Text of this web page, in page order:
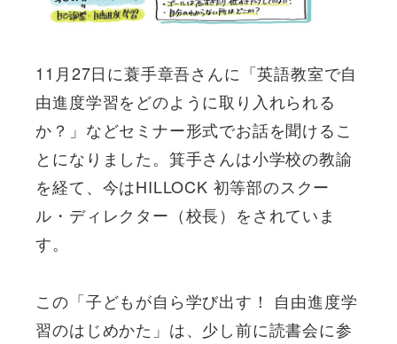
11月27日に蓑手章吾さんに「英語教室で自
由進度学習をどのように取り入れられる
か？」などセミナー形式でお話を聞けるこ
とになりました。箕手さんは小学校の教諭
を経て、今はHILLOCK 初等部のスクー
ル・ディレクター（校長）をされていま
す。
この「子どもが自ら学び出す！ 自由進度学
習のはじめかた」は、少し前に読書会に参